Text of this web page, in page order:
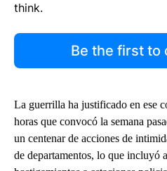
think.
Be the first to
La guerrilla ha justificado en ese
horas que convocó la semana
un centenar de acciones de
de departamentos, lo que incluyó